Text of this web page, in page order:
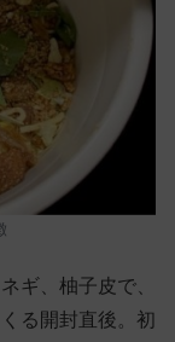
ギ、柚子皮で、
る開封直後。初